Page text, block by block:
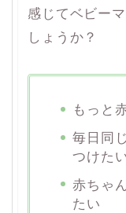
感じてベビー
しょうか？
もっと
毎日同
つけた
赤ちゃ
たい